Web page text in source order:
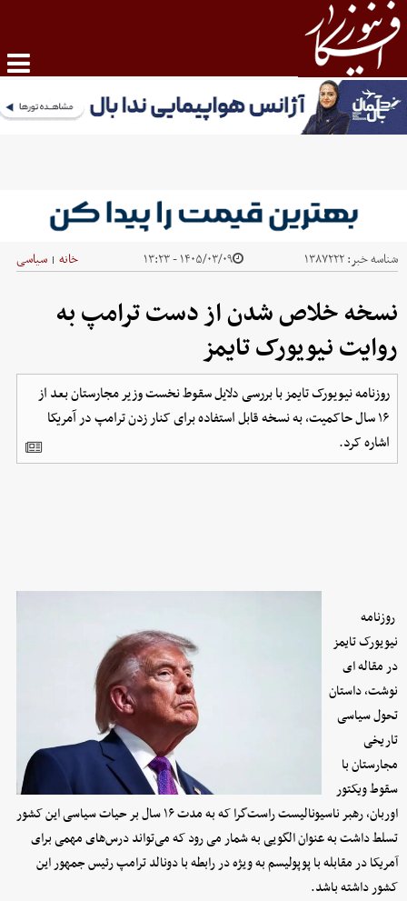
شناسه خبر:۱۳۸۷۲۲۲ ۱۴۰۵/۰۳/۰۹ - ۱۳:۲۳ خانه | سیاسی
نسخه خلاص شدن از دست ترامپ به
روایت نیویورک تایمز
روزنامه نیویورک تایمز با بررسی دلایل سقوط نخست وزیر مجارستان بعد از
۱۶ سال حاکمیت، به نسخه قابل استفاده برای کنار زدن ترامپ در آمریکا
اشاره کرد.
روزنامه
نیویورک تایمز
در مقاله ای
نوشت، داستان
تحول سیاسی
تاریخی
مجارستان با
سقوط ویکتور
اوربان، رهبر ناسیونالیست راست‌گرا که به مدت ۱۶ سال بر حیات سیاسی این کشور
تسلط داشت به عنوان الگویی به شمار می رود که می‌تواند درس‌های مهمی برای
آمریکا در مقابله با پوپولیسم به ویژه در رابطه با دونالد ترامپ رئیس جمهور این
کشور داشته باشد.